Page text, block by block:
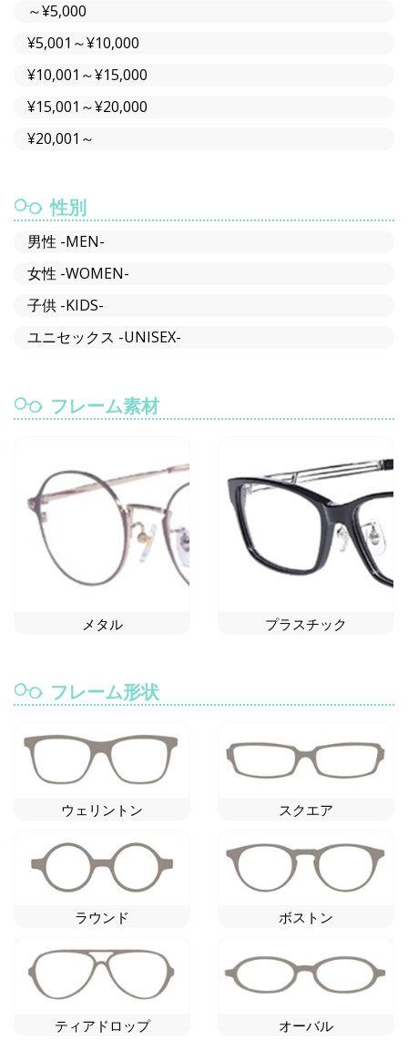
～¥5,000
¥5,001～¥10,000
¥10,001～¥15,000
¥15,001～¥20,000
¥20,001～
性別
男性 -MEN-
女性 -WOMEN-
子供 -KIDS-
ユニセックス -UNISEX-
フレーム素材
メタル プラスチック
フレーム形状
ウェリントン スクエア
ラウンド ボストン
ティアドロップ オーバル